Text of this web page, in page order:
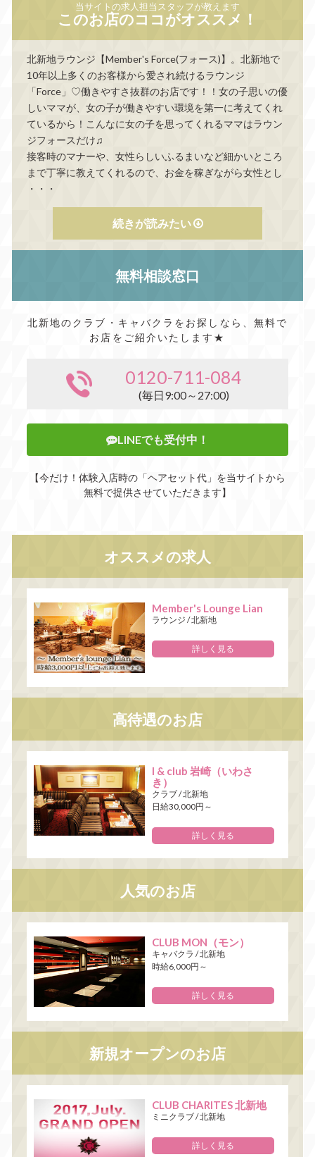
当サイトの求人担当スタッフが教えます
このお店のココがオススメ！
北新地ラウンジ【Member's Force(フォース)】。北新地で
10年以上多くのお客様から愛され続けるラウンジ
「Force」♡働きやすさ抜群のお店です！！女の子思いの優
しいママが、女の子が働きやすい環境を第一に考えてくれ
ているから！こんなに女の子を思ってくれるママはラウン
ジフォースだけ♫
接客時のマナーや、女性らしいふるまいなど細かいところ
まで丁寧に教えてくれるので、お金を稼ぎながら女性とし
・・・
続きが読みたい
無料相談窓口
北新地のクラブ・キャバクラをお探しなら、無料で
お店をご紹介いたします★
0120-711-084
(毎日9:00～27:00)
LINEでも受付中！
【今だけ！体験入店時の「ヘアセット代」を当サイトから
無料で提供させていただきます】
オススメの求人
Member's Lounge Lian
ラウンジ /北新地
詳しく見る
高待遇のお店
I & club 岩崎（いわさ
き）
クラブ/北新地
日給30,000円～
詳しく見る
人気のお店
CLUB MON（モン）
キャバクラ /北新地
時給6,000円～
詳しく見る
新規オープンのお店
CLUB CHARITES 北新地
ミニクラブ/北新地
詳しく見る